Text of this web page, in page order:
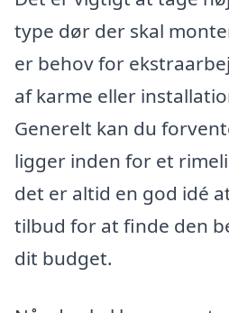
type dør der skal
er behov for
af karme eller
Generelt kan du
ligger inden for et
det er altid en god idé
tilbud for at finde den
dit budget.